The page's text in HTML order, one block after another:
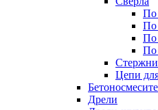
По
По
По
По
Стержни
Цепи
Дрели